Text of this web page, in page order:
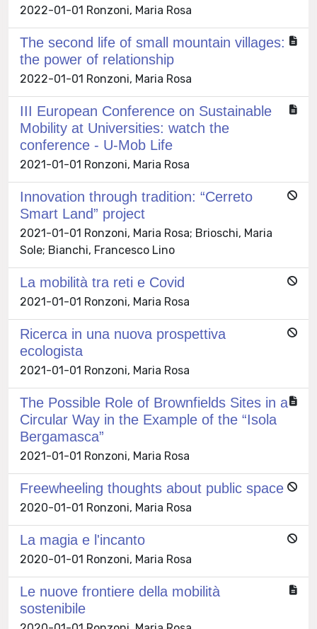
2022-01-01 Ronzoni, Maria Rosa
The second life of small mountain villages:
the power of relationship
2022-01-01 Ronzoni, Maria Rosa
III European Conference on Sustainable
Mobility at Universities: watch the
conference - U-Mob Life
2021-01-01 Ronzoni, Maria Rosa
Innovation through tradition: “Cerreto
Smart Land” project
2021-01-01 Ronzoni, Maria Rosa; Brioschi, Maria
Sole; Bianchi, Francesco Lino
La mobilità tra reti e Covid
2021-01-01 Ronzoni, Maria Rosa
Ricerca in una nuova prospettiva
ecologista
2021-01-01 Ronzoni, Maria Rosa
The Possible Role of Brownfields Sites in a
Circular Way in the Example of the “Isola
Bergamasca”
2021-01-01 Ronzoni, Maria Rosa
Freewheeling thoughts about public space
2020-01-01 Ronzoni, Maria Rosa
La magia e l'incanto
2020-01-01 Ronzoni, Maria Rosa
Le nuove frontiere della mobilità
sostenibile